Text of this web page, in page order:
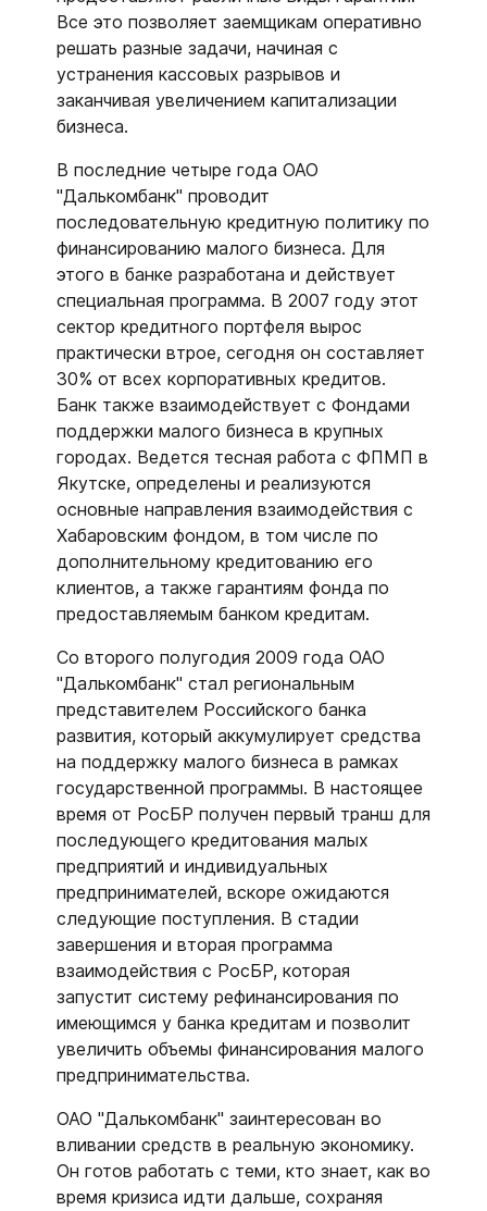
Все это позволяет заемщикам оперативно
решать разные задачи, начиная с
устранения кассовых разрывов и
заканчивая увеличением капитализации
бизнеса.
В последние четыре года ОАО
"Далькомбанк" проводит
последовательную кредитную политику по
финансированию малого бизнеса. Для
этого в банке разработана и действует
специальная программа. В 2007 году этот
сектор кредитного портфеля вырос
практически втрое, сегодня он составляет
30% от всех корпоративных кредитов.
Банк также взаимодействует с Фондами
поддержки малого бизнеса в крупных
городах. Ведется тесная работа с ФПМП в
Якутске, определены и реализуются
основные направления взаимодействия с
Хабаровским фондом, в том числе по
дополнительному кредитованию его
клиентов, а также гарантиям фонда по
предоставляемым банком кредитам.
Со второго полугодия 2009 года ОАО
"Далькомбанк" стал региональным
представителем Российского банка
развития, который аккумулирует средства
на поддержку малого бизнеса в рамках
государственной программы. В настоящее
время от РосБР получен первый транш для
последующего кредитования малых
предприятий и индивидуальных
предпринимателей, вскоре ожидаются
следующие поступления. В стадии
завершения и вторая программа
взаимодействия с РосБР, которая
запустит систему рефинансирования по
имеющимся у банка кредитам и позволит
увеличить объемы финансирования малого
предпринимательства.
ОАО "Далькомбанк" заинтересован во
вливании средств в реальную экономику.
Он готов работать с теми, кто знает, как во
время кризиса идти дальше, сохраняя